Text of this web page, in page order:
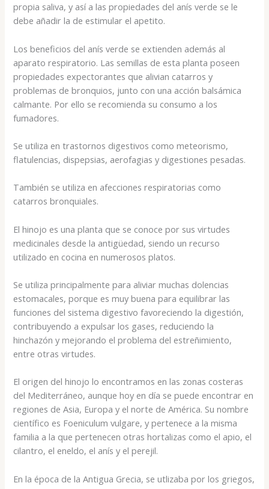
propia saliva, y así a las propiedades del anís verde se le
debe añadir la de estimular el apetito.
Los beneficios del anís verde se extienden además al
aparato respiratorio. Las semillas de esta planta poseen
propiedades expectorantes que alivian catarros y
problemas de bronquios, junto con una acción balsámica
calmante. Por ello se recomienda su consumo a los
fumadores.
Se utiliza en trastornos digestivos como meteorismo,
flatulencias, dispepsias, aerofagias y digestiones pesadas.
También se utiliza en afecciones respiratorias como
catarros bronquiales.
El hinojo es una planta que se conoce por sus virtudes
medicinales desde la antigüedad, siendo un recurso
utilizado en cocina en numerosos platos.
Se utiliza principalmente para aliviar muchas dolencias
estomacales, porque es muy buena para equilibrar las
funciones del sistema digestivo favoreciendo la digestión,
contribuyendo a expulsar los gases, reduciendo la
hinchazón y mejorando el problema del estreñimiento,
entre otras virtudes.
El origen del hinojo lo encontramos en las zonas costeras
del Mediterráneo, aunque hoy en día se puede encontrar en
regiones de Asia, Europa y el norte de América. Su nombre
científico es Foeniculum vulgare, y pertenece a la misma
familia a la que pertenecen otras hortalizas como el apio, el
cilantro, el eneldo, el anís y el perejil.
En la época de la Antigua Grecia, se utlizaba por los griegos,